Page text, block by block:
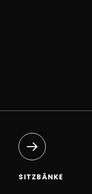
SITZBÄNKE